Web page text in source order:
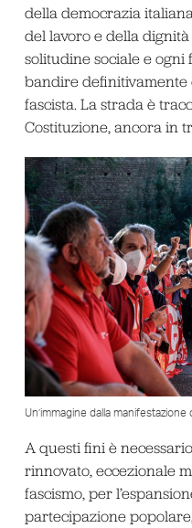
della democrazia
del lavoro e della
solitudine sociale e
bandire definitivamente
fascista. La strada è
Costituzione, ancora in
Un’immagine dalla
A questi fini è
rinnovato, eccezionale
fascismo, per
partecipazione